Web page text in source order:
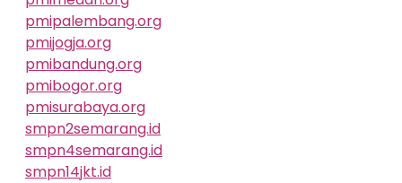
pmipalembang.org
pmijogja.org
pmibandung.org
pmibogor.org
pmisurabaya.org
smpn2semarang.id
smpn4semarang.id
smpn14jkt.id